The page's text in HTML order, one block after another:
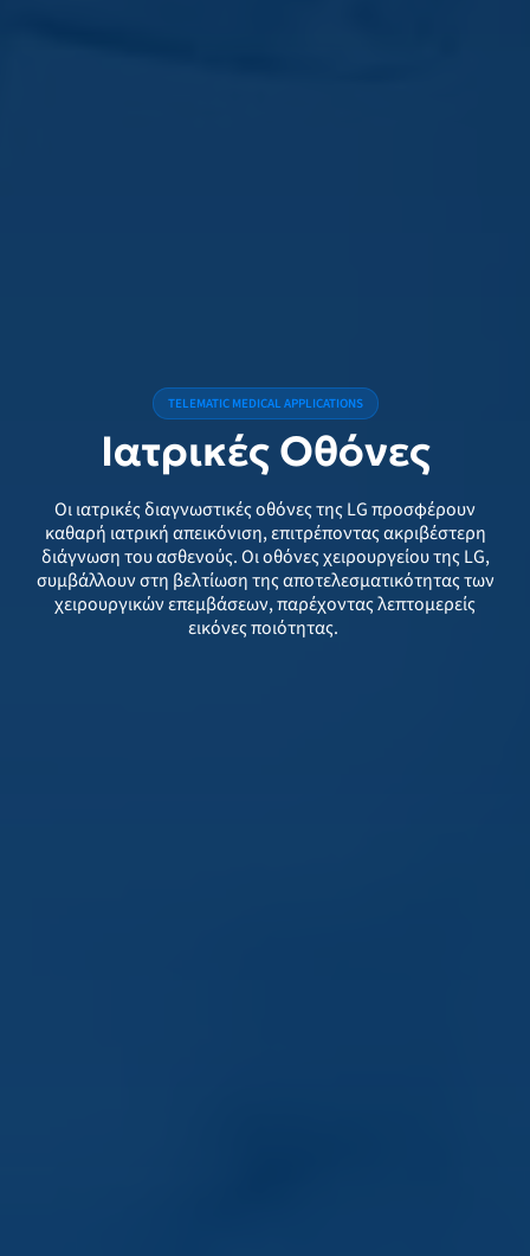
TELEMATIC MEDICAL APPLICATIONS
Ιατρικές Οθόνες
Οι ιατρικές διαγνωστικές οθόνες της LG προσφέρουν
καθαρή ιατρική απεικόνιση, επιτρέποντας ακριβέστερη
διάγνωση του ασθενούς. Οι οθόνες χειρουργείου της LG,
συμβάλλουν στη βελτίωση της αποτελεσματικότητας των
χειρουργικών επεμβάσεων, παρέχοντας λεπτομερείς
εικόνες ποιότητας.